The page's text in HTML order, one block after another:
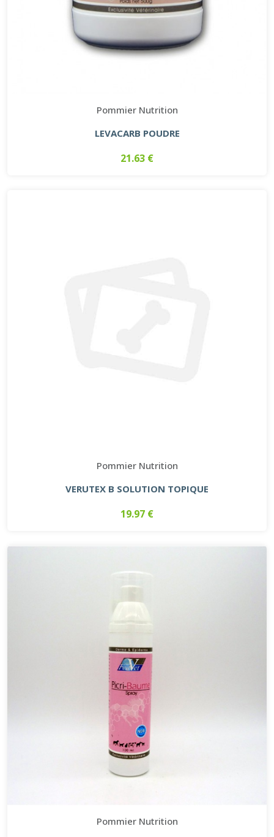
Pommier Nutrition
LEVACARB POUDRE
21.63 €
Pommier Nutrition
VERUTEX B SOLUTION TOPIQUE
19.97 €
Pommier Nutrition